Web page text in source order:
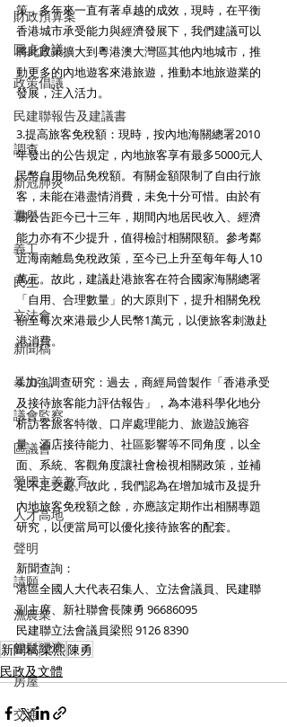
財政預算案
圓桌會議
政策倡議
民建聯報告及建議書
調查
新冠肺炎
選舉
義工
民生
立法會
新聞稿
暴力
議會監察
區議會
愛國主義教育
人才高地
聲明
請願
漁農業
銀髮經濟
房屋
交通
策，多年來一直有著卓越的成效，現時，在平衡
香港城市承受能力與經濟發展下，我們建議可以
將此政策擴大到粵港澳大灣區其他內地城市，推
動更多的內地遊客來港旅遊，推動本地旅遊業的
發展，注入活力。
3.提高旅客免稅額：現時，按內地海關總署2010
年發出的公告規定，內地旅客享有最多5000元人
民幣自用物品免稅額。有關金額限制了自由行旅
客，未能在港盡情消費，未免十分可惜。由於有
關公告距今已十三年，期間內地居民收入、經濟
能力亦有不少提升，值得檢討相關限額。參考鄰
近海南離島免稅政策，至今已上升至每年每人10
萬元。故此，建議赴港旅客在符合國家海關總署
「自用、合理數量」的大原則下，提升相關免稅
額至每次來港最少人民幣1萬元，以便旅客刺激赴
港消費。
4.加強調查研究：過去，商經局曾製作「香港承受
及接待旅客能力評估報告」，為本港科學化地分
析訪客旅客特徵、口岸處理能力、旅遊設施容
量、酒店接待能力、社區影響等不同角度，以全
面、系統、客觀角度讓社會檢視相關政策，並補
足不足之處。故此，我們認為在增加城市及提升
內地旅客免稅額之餘，亦應該定期作出相關專題
研究，以便當局可以優化接待旅客的配套。
新聞查詢：
港區全國人大代表召集人、立法會議員、民建聯
副主席、新社聯會長陳勇 96686095
民建聯立法會議員梁熙 9126 8390
新聞稿梁熙陳勇
民政及文體